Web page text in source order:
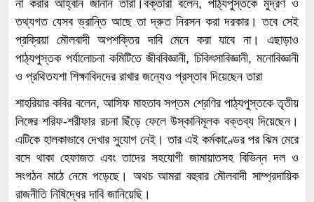
না করার আহ্বান জানান তারা।বক্তারা বলেন, পাঠ্যপুস্তকে মুদ্রণ ও
তথ্যগত যেসব ভ্রান্তি আছে তা দ্রুত নিরসন করা দরকার। তবে সেই
প্রক্রিয়া মৌলবাদী অপশক্তির দাবি মেনে করা যাবে না। এছাড়াও
পাঠ্যপুস্তক পর্যালোচনা কমিটিতে জীববিজ্ঞানী, চিকিৎসাবিজ্ঞানী, মনোবিজ্ঞানী
ও প্রথিতযশা শিক্ষাবিদদের রাখার জন্যেও প্রস্তাব দিয়েছেন তারা
শাহরিয়ার কবির বলেন, আসিফ মাহতাব সপ্তম শ্রেণির পাঠ্যপুস্তকে তৃতীয়
লিঙ্গের শরিফ-শরীফার রচনা ছিঁড়ে ফেলে উস্কানিমূলক বক্তব্য দিয়েছেন।
এটিকে হালকাভাবে দেখার সুযোগ নেই। তার এই কর্মকাণ্ডের পর ঝিম মেরে
বসে থাকা হেফাজত এবং তাদের সহযোগী জামায়াতসহ বিভিন্ন দল ও
সংগঠন মাঠে নেমে পড়েছে। অথচ আমরা বহুবার মৌলবাদী সাম্প্রদায়িক
রাজনীতি নিষিদ্ধের দাবি জানিয়েছি।